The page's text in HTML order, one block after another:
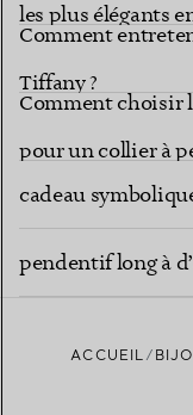
les plus élégants
Comment
Tiffany ?
Comment choisir
pour un collier à
Un collier à
cadeau
Comment puis-je
pendentif long à
ACCUEIL